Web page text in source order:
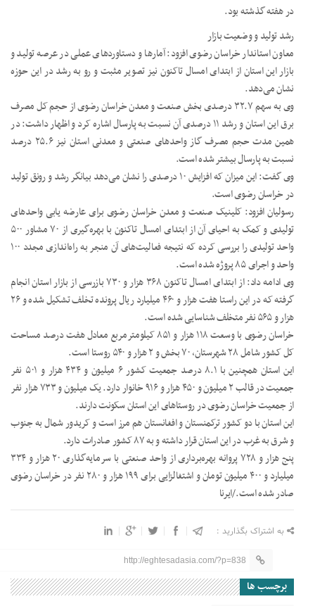
در هفته گذشته بود.
رشد تولید و وضعیت بازار
معاون استاندار خراسان رضوی افزود: آمارها و دستاوردهای عملی در عرصه تولید و
بازار این استان از ابتدای امسال تاکنون نیز تصویر مثبت و رو به رشد در این حوزه
نشان می‌دهد.
وی به سهم ۳۲.۷ درصدی بخش صنعت و معدن خراسان رضوی از حجم کل مصرف
برق این استان و رشد ۱۱ درصدی آن نسبت به پارسال اشاره کرد و اظهار داشت: در
همین مدت حجم مصرف گاز واحدهای صنعتی و معدنی استان نیز ۲۵.۶ درصد
نسبت به پارسال بیشتر شده است.
وی گفت: این میزان که افزایش ۱۰ درصدی را نشان می‌دهد بیانگر رشد و رونق تولید
در خراسان رضوی است.
رسولیان افزود: کلینیک صنعت و معدن خراسان رضوی برای عارضه یابی واحدهای
تولیدی و کمک به احیای آن از ابتدای امسال تاکنون با بهره‌گیری از ۷۰ مشاور ۵۰۰
واحد تولیدی را بررسی کرده که نتیجه فعالیت‌های آن منجر به راه‌اندازی مجدد ۱۰۰
واحد و اجرای ۸۵ پروژه شده است.
وی ادامه داد: از ابتدای امسال تاکنون ۳۶۸ هزار و ۷۳۰ بازرسی از بازار استان انجام
گرفته که در این راستا هفت هزار و ۴۶۰ میلیارد ریال پرونده تخلف تشکیل شده و ۲۶
هزار و ۵۶۵ نفر متخلف شناسایی شده است.
خراسان رضوی با وسعت ۱۱۸ هزار و ۸۵۱ کیلومترمربع معادل هفت درصد مساحت
کل کشور شامل ۲۸ شهرستان، ۷۰ بخش و ۲ هزار و ۵۴۰ روستا است.
این استان همچنین با ۸.۱ درصد جمعیت کشور ۶ میلیون و ۴۳۴ هزار و ۵۰۱ نفر
جمعیت در قالب ۲ میلیون و ۴۵۰ هزار و ۹۱۶ خانوار دارد. یک میلیون و ۷۳۳ هزار نفر
از جمعیت خراسان رضوی در روستاهای این استان سکونت دارند.
این استان با دو کشور ترکمنستان و افغانستان هم مرز است و کریدور شمال به جنوب
و شرق به غرب در این استان قرار داشته و به ۸۷ کشور صادرات دارد.
پنج هزار و ۷۲۸ پروانه بهره‌برداری از واحد صنعتی با سرمایه‌گذاری ۲۰ هزار و ۳۳۴
میلیارد و ۴۰۰ میلیون تومان و اشتغالزایی برای ۱۹۹ هزار و ۲۸۰ نفر در خراسان رضوی
صادر شده است./ایرنا
به اشتراک بگذارید :
http://eghtesadasia.com/?p=838
برچسب ها